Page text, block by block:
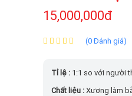
15,000,000đ
(0 Đánh giá)
Tỉ lệ : 1:1 so với người
Chất liệu :Xương làm